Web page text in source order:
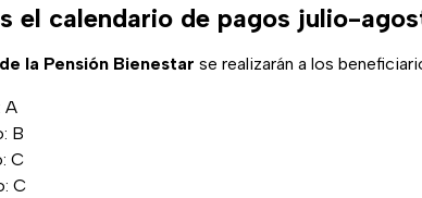
el calendario de pagos julio-
la Pensión Bienestar se realizarán a los
A
B
C
C